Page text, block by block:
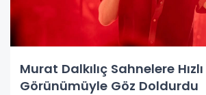
Murat Dalkılıç Sahnelere
Görünümüyle Göz Doldurdu